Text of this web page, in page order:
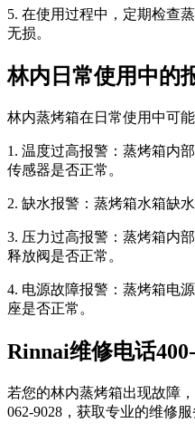
5. 在使用过程中，定期检查
无损。
林内日常使用中的
林内蒸烤箱在日常使用中可
1. 温度过高报警：蒸烤箱内
传感器是否正常。
2. 缺水报警：蒸烤箱水箱缺
3. 压力过高报警：蒸烤箱内
释放阀是否正常。
4. 电源故障报警：蒸烤箱电
座是否正常。
Rinnai维修电话
若您的林内蒸烤箱出现故障
062-9028，获取专业的维修服